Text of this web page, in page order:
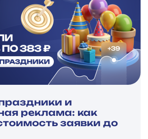
и
реклама: как
заявки до